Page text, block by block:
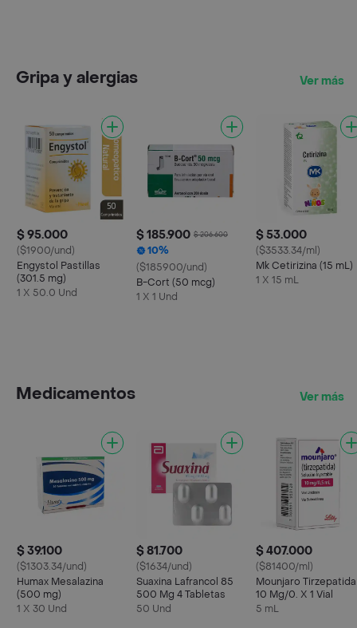
Gripa y alergias Ver más
$ 95.000
($1900/und)
Engystol Pastillas
(301.5 mg)
1 X 50.0 Und
$ 185.900 $ 206.600
10%
($185900/und)
B-Cort (50 mcg)
1 X 1 Und
$ 53.000
($3533.34/ml)
Mk Cetirizina (15 mL)
1 X 15 mL
Medicamentos Ver más
$ 39.100
($1303.34/und)
Humax Mesalazina
(500 mg)
1 X 30 Und
$ 81.700
($1634/und)
Suaxina Lafrancol 85
500 Mg 4 Tabletas
50 Und
$ 407.000
($81400/ml)
Mounjaro Tirzepatida
10 Mg/0. X 1 Vial
5 mL